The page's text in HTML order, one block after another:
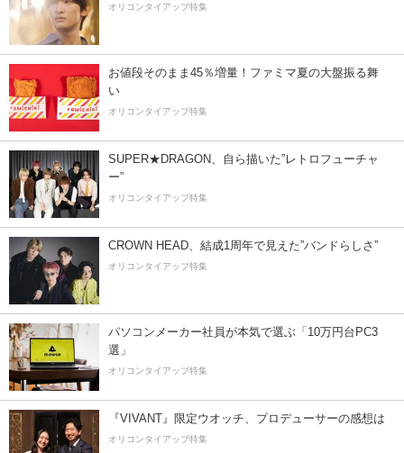
オリコンタイアップ特集
お値段そのまま45％増量！ファミマ夏の大盤振る舞
い
オリコンタイアップ特集
SUPER★DRAGON、自ら描いた”レトロフューチャ
ー”
オリコンタイアップ特集
CROWN HEAD、結成1周年で見えた”バンドらしさ”
オリコンタイアップ特集
パソコンメーカー社員が本気で選ぶ「10万円台PC3
選」
オリコンタイアップ特集
『VIVANT』限定ウオッチ、プロデューサーの感想は
オリコンタイアップ特集